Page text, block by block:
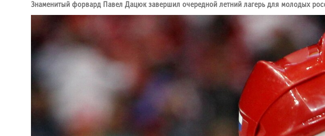
Знаменитый форвард Павел Дацюк завершил очередной летний лагерь для молодых